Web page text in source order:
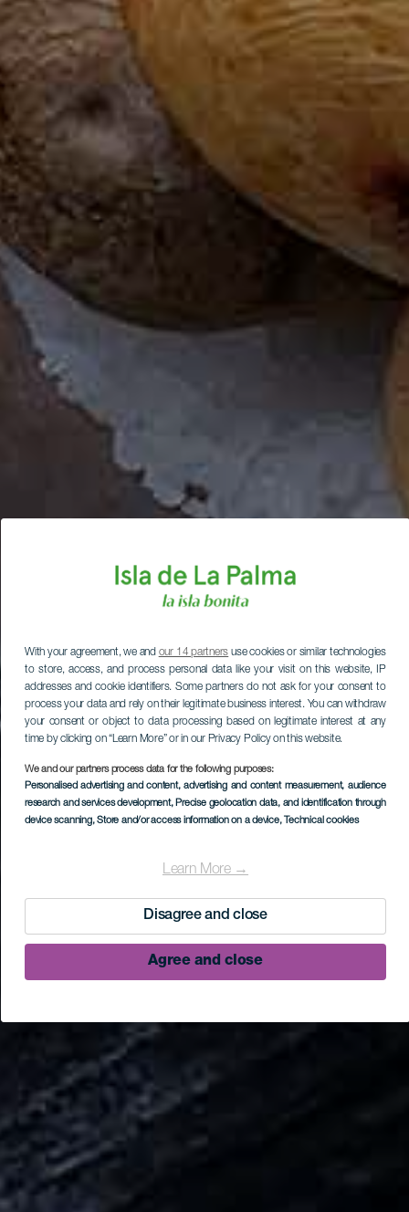
With your agreement, we and our 14 partners use cookies or similar technologies
to store, access, and process personal data like your visit on this website, IP
addresses and cookie identifiers. Some partners do not ask for your consent to
process your data and rely on their legitimate business interest. You can withdraw
your consent or object to data processing based on legitimate interest at any
time by clicking on “Learn More” or in our Privacy Policy on this website.
We and our partners process data for the following purposes:
Personalised advertising and content, advertising and content measurement, audience
research and services development, Precise geolocation data, and identification through
device scanning, Store and/or access information on a device, Technical cookies
Learn More →
Disagree and close
Agree and close